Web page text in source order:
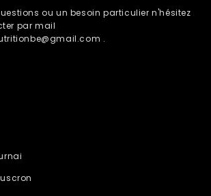
ou un besoin particulier n'hésitez
par mail
.